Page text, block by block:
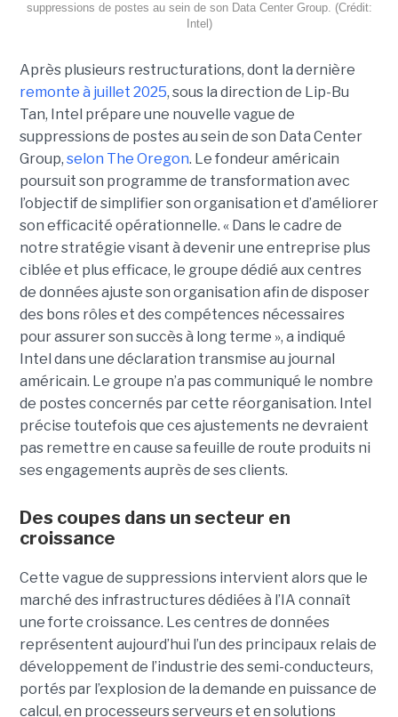
suppressions de postes au sein de son Data Center Group. (Crédit:
Intel)
Après plusieurs restructurations, dont la dernière
remonte à juillet 2025, sous la direction de Lip-Bu
Tan, Intel prépare une nouvelle vague de
suppressions de postes au sein de son Data Center
Group, selon The Oregon. Le fondeur américain
poursuit son programme de transformation avec
l’objectif de simplifier son organisation et d’améliorer
son efficacité opérationnelle. « Dans le cadre de
notre stratégie visant à devenir une entreprise plus
ciblée et plus efficace, le groupe dédié aux centres
de données ajuste son organisation afin de disposer
des bons rôles et des compétences nécessaires
pour assurer son succès à long terme », a indiqué
Intel dans une déclaration transmise au journal
américain. Le groupe n’a pas communiqué le nombre
de postes concernés par cette réorganisation. Intel
précise toutefois que ces ajustements ne devraient
pas remettre en cause sa feuille de route produits ni
ses engagements auprès de ses clients.
Des coupes dans un secteur en
croissance
Cette vague de suppressions intervient alors que le
marché des infrastructures dédiées à l’IA connaît
une forte croissance. Les centres de données
représentent aujourd’hui l’un des principaux relais de
développement de l’industrie des semi-conducteurs,
portés par l’explosion de la demande en puissance de
calcul, en processeurs serveurs et en solutions